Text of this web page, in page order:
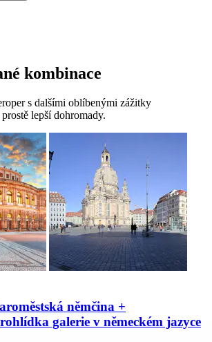
kombinace
s dalšími oblíbenými zážitky
lepší dohromady.
němčina +
galerie v německém jazyce